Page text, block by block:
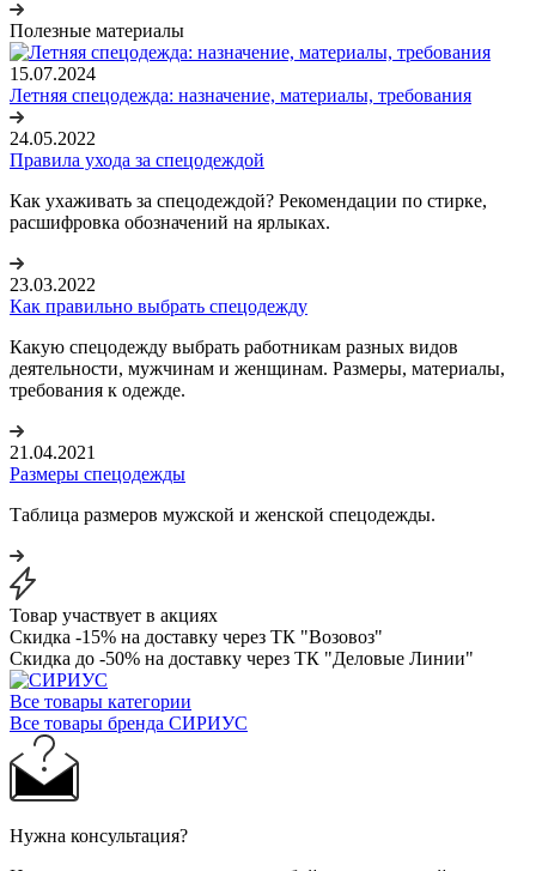
Полезные материалы
15.07.2024
Летняя спецодежда: назначение, материалы, требования
24.05.2022
Правила ухода за спецодеждой
Как ухаживать за спецодеждой? Рекомендации по стирке,
расшифровка обозначений на ярлыках.
23.03.2022
Как правильно выбрать спецодежду
Какую спецодежду выбрать работникам разных видов
деятельности, мужчинам и женщинам. Размеры, материалы,
требования к одежде.
21.04.2021
Размеры спецодежды
Таблица размеров мужской и женской спецодежды.
Товар участвует в акциях
Скидка -15% на доставку через ТК "Возовоз"
Скидка до -50% на доставку через ТК "Деловые Линии"
Все товары категории
Все товары бренда СИРИУС
Нужна консультация?